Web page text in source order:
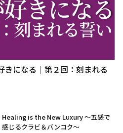
きになる｜第２回：刻まれる
Healing is the New Luxury ～五感で
感じるクラビ＆バンコク～